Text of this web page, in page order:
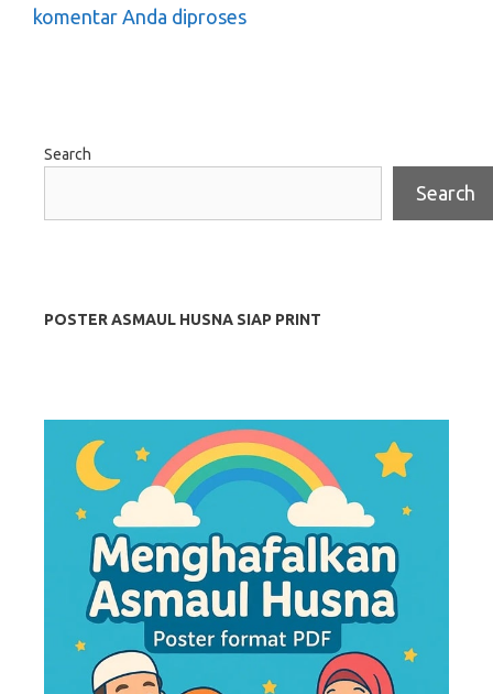
komentar Anda diproses
Search
Search
POSTER ASMAUL HUSNA SIAP PRINT